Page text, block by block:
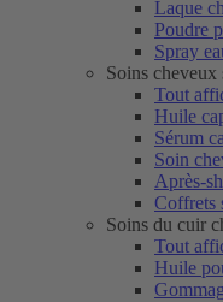
Laque
Poudre
Spray
Soins cheveux
Tout
Huile
Sérum
Soin
Après-
Coffrets
Soins du cuir
Tout
Huile